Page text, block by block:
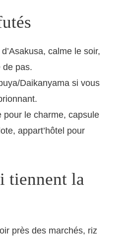
calme le soir,
de pas.
Daikanyama si vous
pour le charme, capsule
appart’hôtel pour
tiennent la
près des marchés, riz